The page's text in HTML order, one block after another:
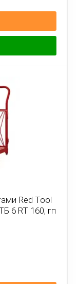
Red Tool
6 RT 160, гп